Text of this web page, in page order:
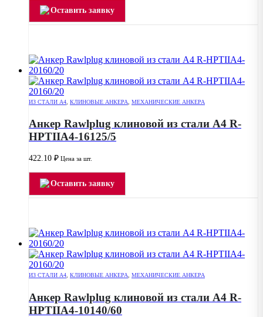
Оставить заявку
ИЗ СТАЛИ А4 КЛИНОВЫЕ АНКЕРА МЕХАНИЧЕСКИЕ АНКЕРА
Анкер Rawlplug клиновой из стали А4 R-
HPTIIA4-16125/5
422.10 ₽ Цена за шт.
Оставить заявку
ИЗ СТАЛИ А4 КЛИНОВЫЕ АНКЕРА МЕХАНИЧЕСКИЕ АНКЕРА
Анкер Rawlplug клиновой из стали А4 R-
HPTIIA4-10140/60